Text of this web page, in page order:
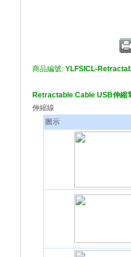
商品編號: YLFSICL-
Retractable Cable USB伸縮
伸縮線
圖示